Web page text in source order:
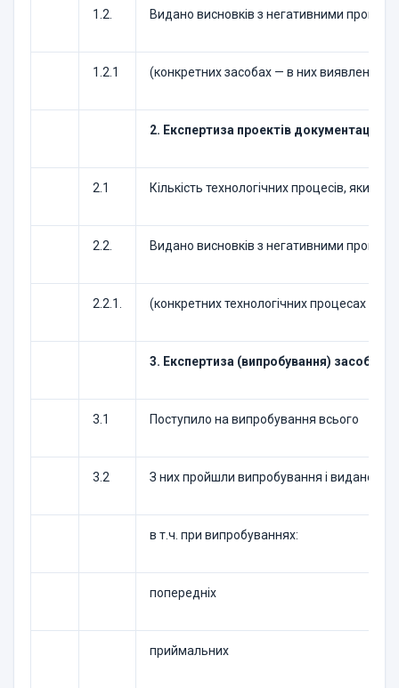
1.2. Видано висновків з негативними
1.2.1 (конкретних засобах — в них виявлено
2. Експертиза проектів документації
2.1 Кількість технологічних процесів, яким
2.2. Видано висновків з негативними
2.2.1. (конкретних технологічних процесах — в
3. Експертиза (випробування) засобів
3.1 Поступило на випробування всього
3.2 З них пройшли випробування і видано
в т.ч. при випробуваннях:
попередніх
приймальних